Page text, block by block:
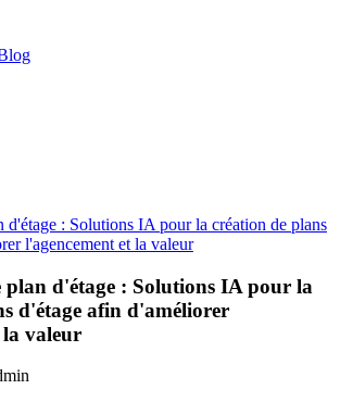
d'étage : Solutions IA pour la création de plans
l'agencement et la valeur
plan d'étage : Solutions IA pour la
d'étage afin d'améliorer
la valeur